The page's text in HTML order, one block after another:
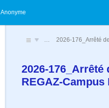
Anonyme
… 2026-176_Arrêté
2026-
REGAZ-